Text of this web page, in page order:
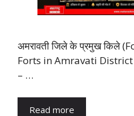
अमरावती जिले के प्रमुख किले
Forts in Amravati District
– …
Read more